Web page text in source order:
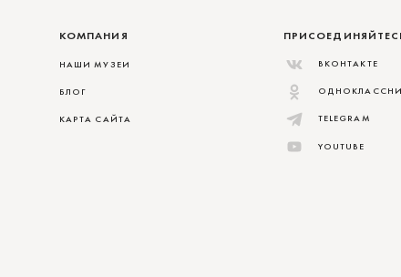
ВКОНТАКТЕ
TELEGRAM
YOUTUBE
КОМПАНИЯ
НАШИ МУЗЕИ
БЛОГ
КАРТА САЙТА